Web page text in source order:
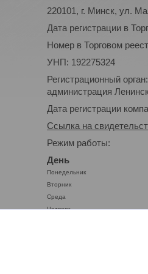
220101, г. Минск, ул.
Дата регистрации в
Номер в Торговом
УНП: 192275324
Регистрационный
администрация
Дата регистрации
Ссылка на
Режим работы:
День
Понедельник
Вторник
Среда
Четверг